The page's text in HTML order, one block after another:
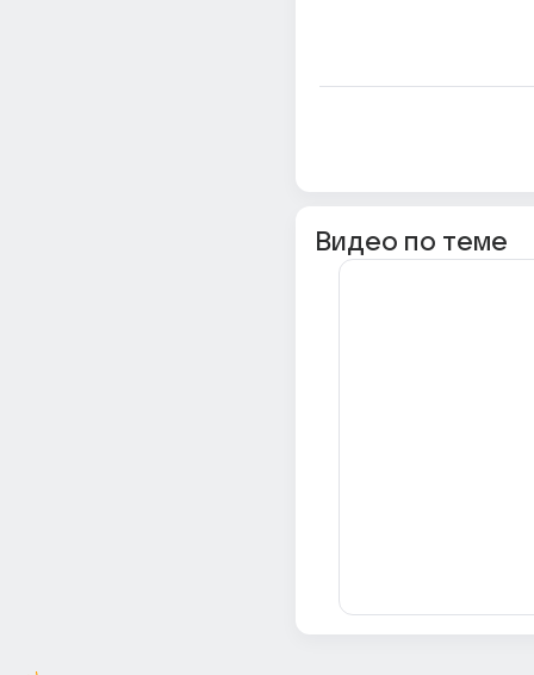
Видео по теме